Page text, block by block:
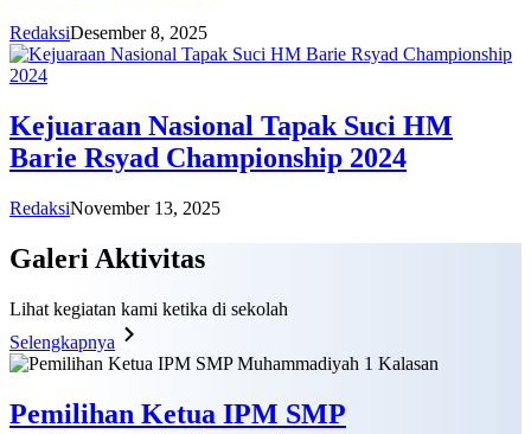
RedaksiDesember 8, 2025
Kejuaraan Nasional Tapak Suci HM
Barie Rsyad Championship 2024
RedaksiNovember 13, 2025
Galeri Aktivitas
Lihat kegiatan kami ketika di sekolah
Selengkapnya
Pemilihan Ketua IPM SMP